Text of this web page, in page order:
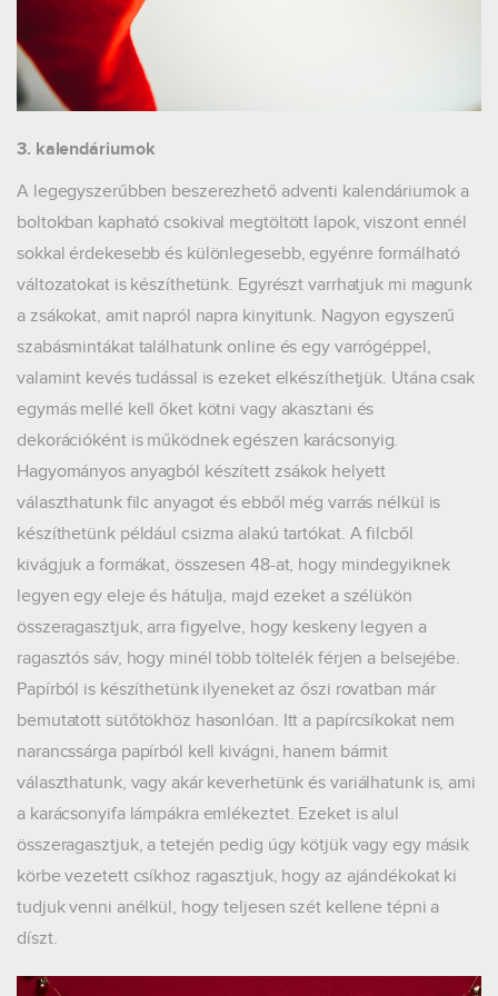
3. kalendáriumok
A legegyszerűbben beszerezhető adventi kalendáriumok a
boltokban kapható csokival megtöltött lapok, viszont ennél
sokkal érdekesebb és különlegesebb, egyénre formálható
változatokat is készíthetünk. Egyrészt varrhatjuk mi magunk
a zsákokat, amit napról napra kinyitunk. Nagyon egyszerű
szabásmintákat találhatunk online és egy varrógéppel,
valamint kevés tudással is ezeket elkészíthetjük. Utána csak
egymás mellé kell őket kötni vagy akasztani és
dekorációként is működnek egészen karácsonyig.
Hagyományos anyagból készített zsákok helyett
választhatunk filc anyagot és ebből még varrás nélkül is
készíthetünk például csizma alakú tartókat. A filcből
kivágjuk a formákat, összesen 48-at, hogy mindegyiknek
legyen egy eleje és hátulja, majd ezeket a szélükön
összeragasztjuk, arra figyelve, hogy keskeny legyen a
ragasztós sáv, hogy minél több töltelék férjen a belsejébe.
Papírból is készíthetünk ilyeneket az őszi rovatban már
bemutatott sütőtökhöz hasonlóan. Itt a papírcsíkokat nem
narancssárga papírból kell kivágni, hanem bármit
választhatunk, vagy akár keverhetünk és variálhatunk is, ami
a karácsonyifa lámpákra emlékeztet. Ezeket is alul
összeragasztjuk, a tetején pedig úgy kötjük vagy egy másik
körbe vezetett csíkhoz ragasztjuk, hogy az ajándékokat ki
tudjuk venni anélkül, hogy teljesen szét kellene tépni a
díszt.